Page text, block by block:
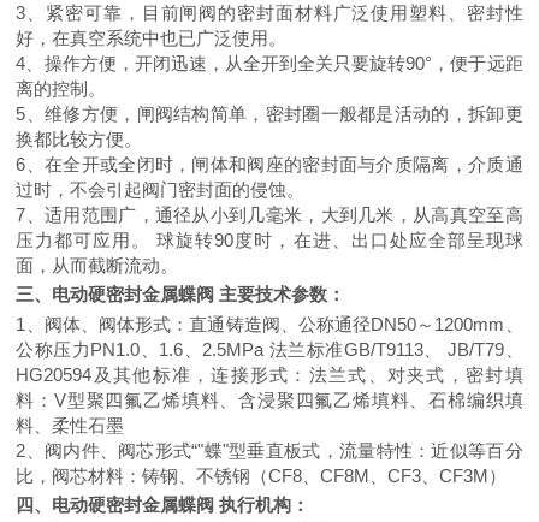
3
紧密可靠，目前闸阀的密封面材料广泛使用塑料、密封性
好，在真空系统中也已广泛使用。
4
操作方便，开闭迅速，从全开到全关只要旋转90°，便于远距
离的控制。
5 、维修方便，闸阀结构简单，密封圈一般都是活动的，拆卸更
换都比较方便。
6 、在全开或全闭时，闸体和阀座的密封面与介质隔离，介质通
过时，不会引起阀门密封面的侵蚀。
7 、适用范围广，通径从小到几毫米，大到几米，从高真空至高
压力都可应用。 球旋转90度时，在进、出口处应全部呈现球
面，从而截断流动。
三、 电动硬密封金属蝶阀 主要技术参数：
1、阀体、阀体形式：直通铸造阀、公称通径DN50～1200mm、
公称压力PN1.0、1.6、2.5MPa 法兰标准GB/T9113、 JB/T79、
HG20594及其他标准，连接形式：法兰式、对夹式，密封填
料：V型聚四氟乙烯填料、含浸聚四氟乙烯填料、石棉编织填
料、柔性石墨
2、阀内件、阀芯形式“"蝶"型垂直板式，流量特性：近似等百分
比，阀芯材料：铸钢、不锈钢（CF8、CF8M、CF3、CF3M）
四、 电动硬密封金属蝶阀执行机构：